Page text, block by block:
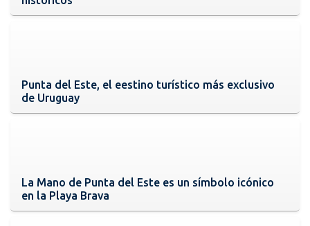
Punta del Este, el eestino turístico más exclusivo
de Uruguay
La Mano de Punta del Este es un símbolo icónico
en la Playa Brava